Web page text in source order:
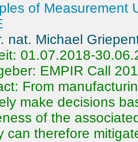
of Measurement
nat. Michael
01.07.2018-
EMPIR Call
From
make decisions
of the
can therefore